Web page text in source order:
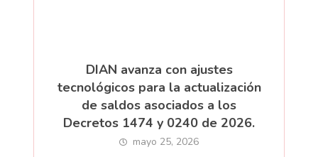
DIAN avanza con ajustes
tecnológicos para la actualización
de saldos asociados a los
Decretos 1474 y 0240 de 2026.
mayo 25, 2026